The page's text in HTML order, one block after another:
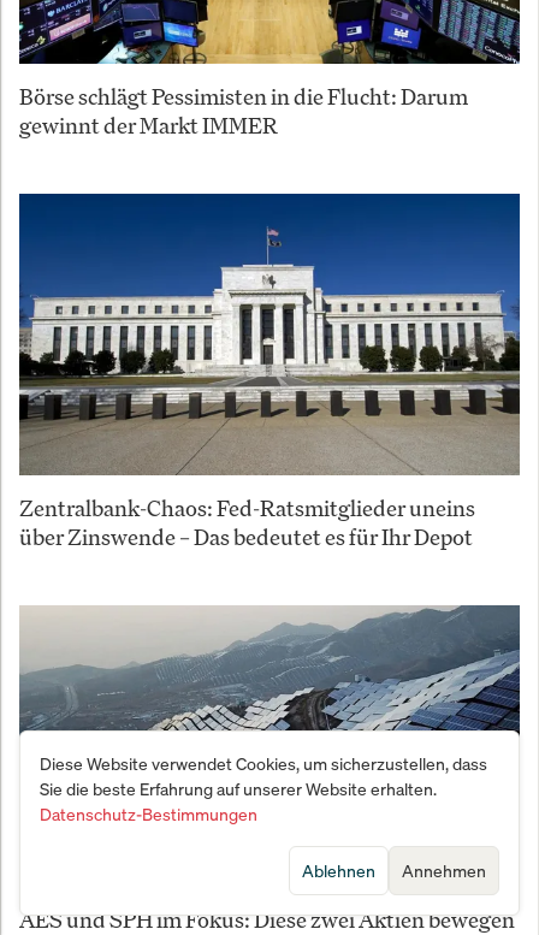
Börse schlägt Pessimisten in die Flucht: Darum
gewinnt der Markt IMMER
Zentralbank-Chaos: Fed-Ratsmitglieder uneins
über Zinswende – Das bedeutet es für Ihr Depot
AES und SPH im Fokus: Diese zwei Aktien bewegen
Diese Website verwendet Cookies, um sicherzustellen, dass
Sie die beste Erfahrung auf unserer Website erhalten.
Datenschutz-Bestimmungen
Annehmen
Ablehnen